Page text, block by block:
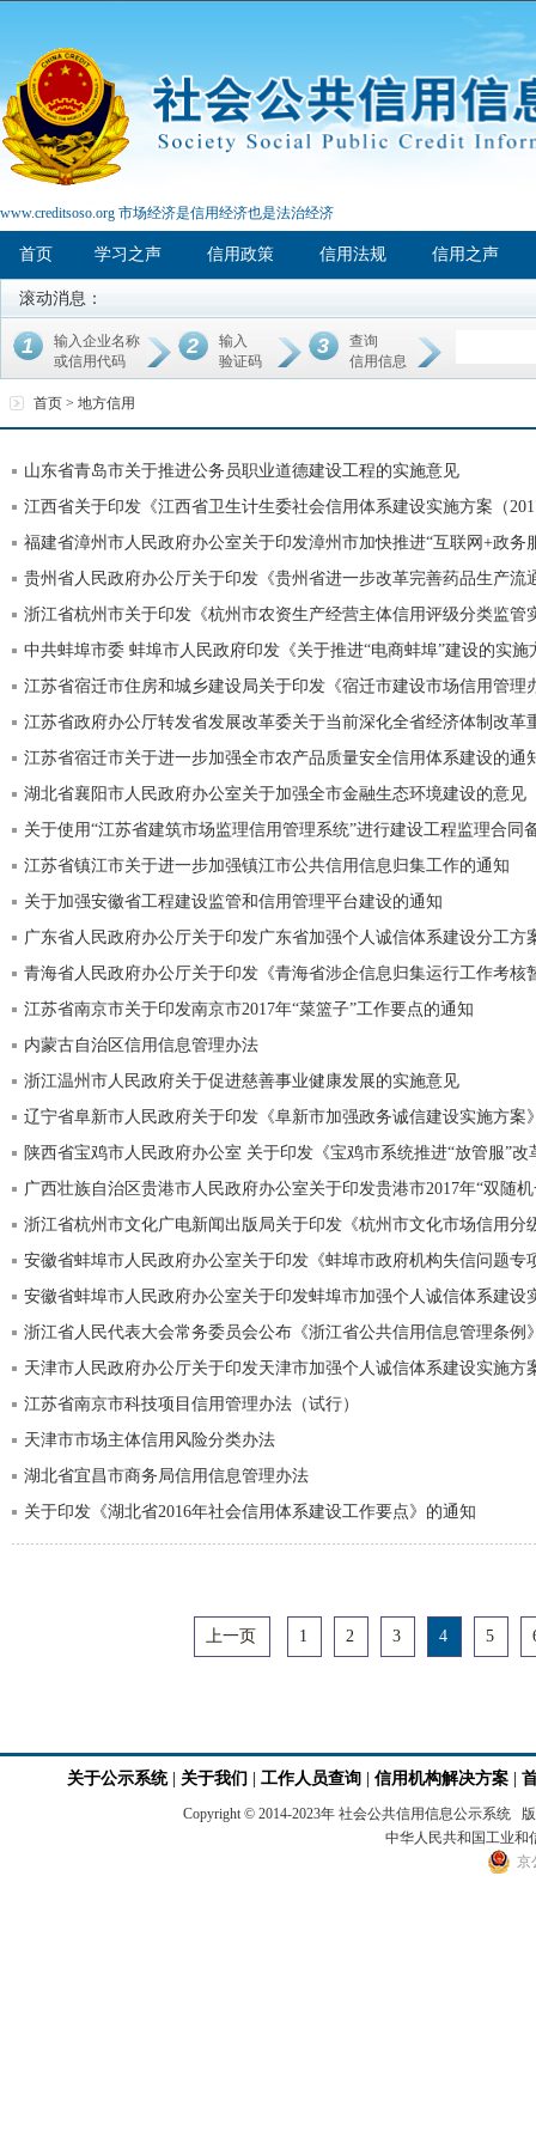
www.creditsoso.org 市场经济是信用经济也是法治经济
首页 学习之声 信用政策 信用法规 信用之声
滚动消息：
1
输入企业名称
或信用代码
2
输入
验证码
3
查询
信用信息
首页 > 地方信用
山东省青岛市关于推进公务员职业道德建设工程的实施意见
浙江省杭州市关于印发《杭州市农资生产经营主体信用评级分类监管
中共蚌埠市委 蚌埠市人民政府印发《关于推进“电商蚌埠”建设的实施
江苏省宿迁市住房和城乡建设局关于印发《宿迁市建设市场信用管理
江苏省政府办公厅转发省发展改革委关于当前深化全省经济体制改革
江苏省宿迁市关于进一步加强全市农产品质量安全信用体系建设的通
湖北省襄阳市人民政府办公室关于加强全市金融生态环境建设的意见
关于使用“江苏省建筑市场监理信用管理系统”进行建设工程监理合同
江苏省镇江市关于进一步加强镇江市公共信用信息归集工作的通知
关于加强安徽省工程建设监管和信用管理平台建设的通知
广东省人民政府办公厅关于印发广东省加强个人诚信体系建设分工方
青海省人民政府办公厅关于印发《青海省涉企信息归集运行工作考核
江苏省南京市关于印发南京市2017年“菜篮子”工作要点的通知
内蒙古自治区信用信息管理办法
浙江温州市人民政府关于促进慈善事业健康发展的实施意见
辽宁省阜新市人民政府关于印发《阜新市加强政务诚信建设实施方案
陕西省宝鸡市人民政府办公室 关于印发《宝鸡市系统推进“放管服”
广西壮族自治区贵港市人民政府办公室关于印发贵港市2017年“双随
安徽省蚌埠市人民政府办公室关于印发蚌埠市加强个人诚信体系建设
浙江省人民代表大会常务委员会公布《浙江省公共信用信息管理条例
天津市人民政府办公厅关于印发天津市加强个人诚信体系建设实施方
江苏省南京市科技项目信用管理办法（试行）
天津市市场主体信用风险分类办法
湖北省宜昌市商务局信用信息管理办法
关于印发《湖北省2016年社会信用体系建设工作要点》的通知
上一页 1 2 3 4 5
关于公示系统| 关于我们 工作人员查询 信用机构解决方案
Copyright © 2014-2023年 社会公共信用信息公示系
中华人民共和国工业和
京